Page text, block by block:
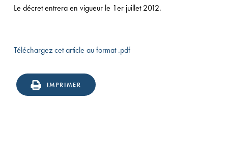
Le décret entrera en vigueur le 1er juillet 2012.
Téléchargez cet article au format .pdf
IMPRIMER